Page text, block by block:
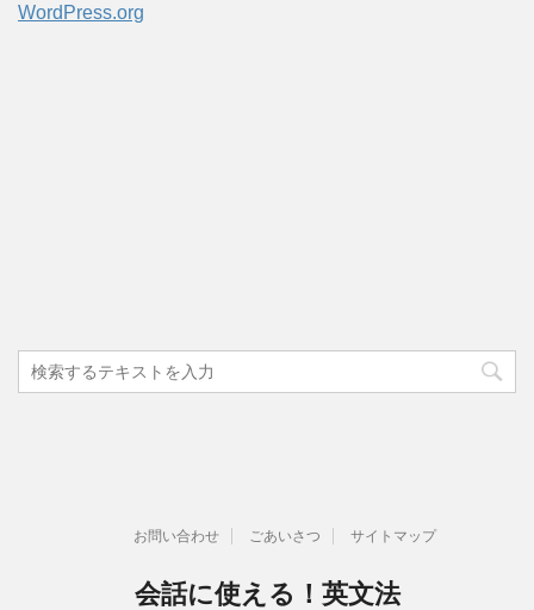
WordPress.org
お問い合わせ ごあいさつ サイトマップ
会話に使える！英文法